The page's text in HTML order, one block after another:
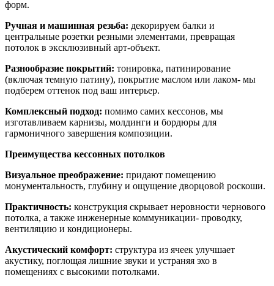
форм.
Ручная и машинная резьба: декорируем балки и
центральные розетки резными элементами, превращая
потолок в эксклюзивный арт-объект.
Разнообразие покрытий: тонировка, патинирование
(включая темную патину), покрытие маслом или лаком- мы
подберем оттенок под ваш интерьер.
Комплексный подход: помимо самих кессонов, мы
изготавливаем карнизы, молдинги и бордюры для
гармоничного завершения композиции.
Преимущества кессонных потолков
Визуальное преображение: придают помещению
монументальность, глубину и ощущение дворцовой роскоши.
Практичность: конструкция скрывает неровности чернового
потолка, а также инженерные коммуникации- проводку,
вентиляцию и кондиционеры.
Акустический комфорт: структура из ячеек улучшает
акустику, поглощая лишние звуки и устраняя эхо в
помещениях с высокими потолками.